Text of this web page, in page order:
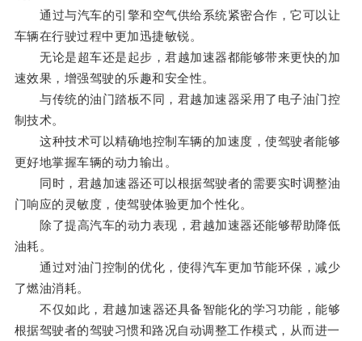
通过与汽车的引擎和空气供给系统紧密合作，它可以让
车辆在行驶过程中更加迅捷敏锐。
无论是超车还是起步，君越加速器都能够带来更快的加
速效果，增强驾驶的乐趣和安全性。
与传统的油门踏板不同，君越加速器采用了电子油门控
制技术。
这种技术可以精确地控制车辆的加速度，使驾驶者能够
更好地掌握车辆的动力输出。
同时，君越加速器还可以根据驾驶者的需要实时调整油
门响应的灵敏度，使驾驶体验更加个性化。
除了提高汽车的动力表现，君越加速器还能够帮助降低
油耗。
通过对油门控制的优化，使得汽车更加节能环保，减少
了燃油消耗。
不仅如此，君越加速器还具备智能化的学习功能，能够
根据驾驶者的驾驶习惯和路况自动调整工作模式，从而进一